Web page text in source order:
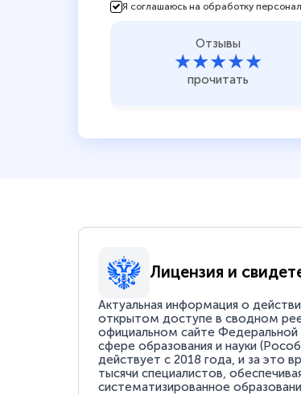
Я соглашаюсь на обработку
Отзывы
★★★★★
прочитать
Лицензия и
Актуальная информация о
открытом доступе в сводном
официальном сайте Федеральной
сфере образования и науки
действует с 2018 года, и за это
тысячи специалистов,
систематизированное